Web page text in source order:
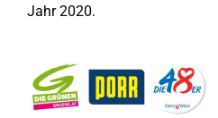
Jahr 2020.